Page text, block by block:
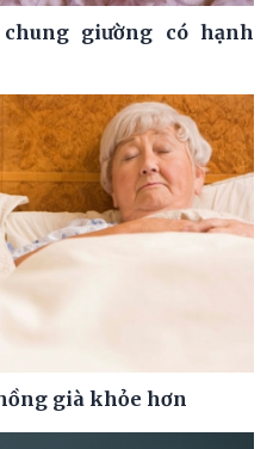
giường có hạnh
già khỏe hơn